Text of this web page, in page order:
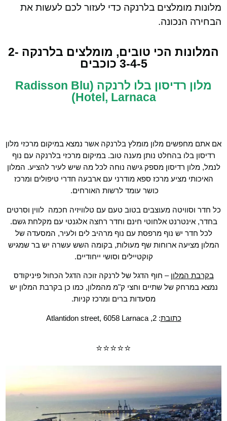
מלונות מומלצים בלרנקה כדי לעזור לכם לעשות את
הבחירה הנכונה.
המלונות הכי טובים, מומלצים בלרנקה 2-
3-4-5 כוכבים
מלון רדיסון בלו לרנקה (Radisson Blu
Hotel, Larnaca)
אם אתם מחפשים מלון מומלץ בלרנקה אשר נמצא במיקום מרכזי מלון
רדיסון בלו בהחלט נותן מענה טוב. במיקום מרכזי בלרנקה עם נוף
לנמל, מלון רדיסון מספק גישה נוחה לכל מה שיש לעיר להציע. המלון
האיכותי מציע מרכז ספא מודרני עם ארבעה חדרי טיפולים ומרכז
כושר עומד לרשות האורחים.
כל חדר וסוויטה מעוצבים בטוב טעם עם טלוויזיה חכמה לווין וסרטים
בחדר, אינטרנט אלחוטי חינם וחדר רחצה אלגנטי עם מקלחת גשם.
לכל חדר יש נוף מרפסת עם נוף מרהיב לים ולעיר, המסעדה של
המלון מציעה ארוחות שף מעולות, בקומה השש עשרה יש בר שמגיש
קוקטיילים וסושי ייחודיים.
בקרבת המלון – חוף הדגל של לרנקה זוכה הדגל הכחול פיניקודס
נמצא במרחק של שתיים וחצי ק"מ מהמלון, כמו כן בקרבת המלון יש
מסעדות ברים ומרכז קניות.
כתובת: 2, Atlantidon street, 6058 Larnaca
⭐⭐⭐⭐⭐